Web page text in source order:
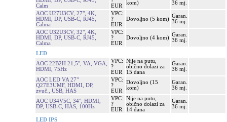
Calm
EUR
kom)
36 mj.
AOC U27U3CV, 27", 4K,
HDMI, DP, USB-C, RJ45,
Calma
VPC:
?
EUR
Dovoljno (5 kom)
Garan.
36 mj.
AOC U32U3CV, 32", 4K,
HDMI, DP, USB-C, RJ45,
Calma
VPC:
?
EUR
Dovoljno (4 kom)
Garan.
36 mj.
LED
AOC 22B2H 21,5", VA, VGA,
HDMI, 75Hz
VPC:
?
EUR
Nije na putu,
obično dolazi za
15 dana
Garan.
36 mj.
AOC LED VA 27"
Q27E3UMF, HDMI, DP,
zvuč., USB, HAS
VPC:
?
EUR
Dovoljno (15
kom)
Garan.
36 mj.
AOC U34V5C, 34", HDMI,
DP, USB-C, HAS, 100Hz
VPC:
?
EUR
Nije na putu,
obično dolazi za
14 dana
Garan.
36 mj.
LED IPS